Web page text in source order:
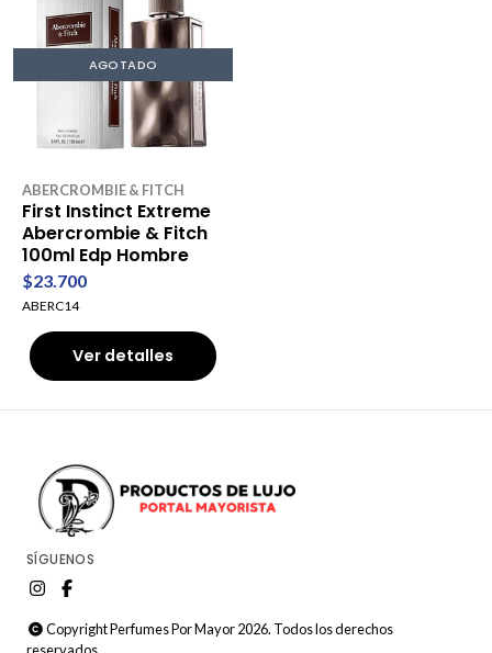
AGOTADO
ABERCROMBIE & FITCH
First Instinct Extreme
Abercrombie & Fitch
100ml Edp Hombre
$23.700
ABERC14
Ver detalles
SÍGUENOS
Copyright Perfumes Por Mayor 2026. Todos los derechos